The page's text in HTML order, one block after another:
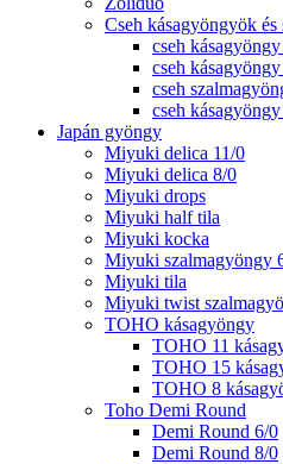
Cseh kásagyöngyök
cseh
cseh
cseh
cseh
Japán gyöngy
Miyuki delica 11/0
Miyuki delica 8/0
Miyuki drops
Miyuki half tila
Miyuki kocka
Miyuki szalmagyöngy
Miyuki tila
Miyuki twist
TOHO kásagyöngy
TOHO 11
TOHO 15
TOHO 8
Toho Demi Round
Demi Round 6/0
Demi Round 8/0